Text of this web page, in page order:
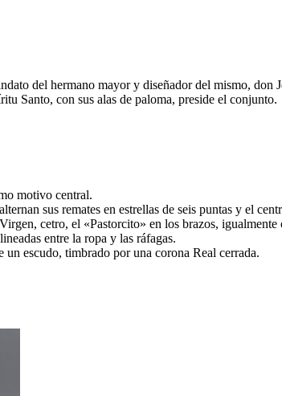
del hermano mayor y diseñador del mismo, don
Santo, con sus alas de paloma, preside el conjunto.
motivo central.
sus remates en estrellas de seis puntas y el
cetro, el «Pastorcito» en los brazos,
entre la ropa y las ráfagas.
escudo, timbrado por una corona Real cerrada.